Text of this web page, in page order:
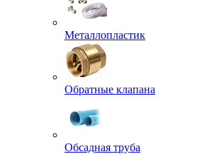
Металлопластик
Обратные клапана
Обсадная труба